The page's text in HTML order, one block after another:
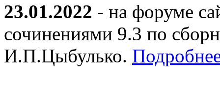
23.01.2022 - на форуме
сочинениями 9.3 по
И.П.Цыбулько.